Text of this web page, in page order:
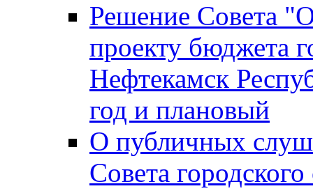
Решение Совета
проекту бюджета
Нефтекамск
год и плановый
О публичных
Совета